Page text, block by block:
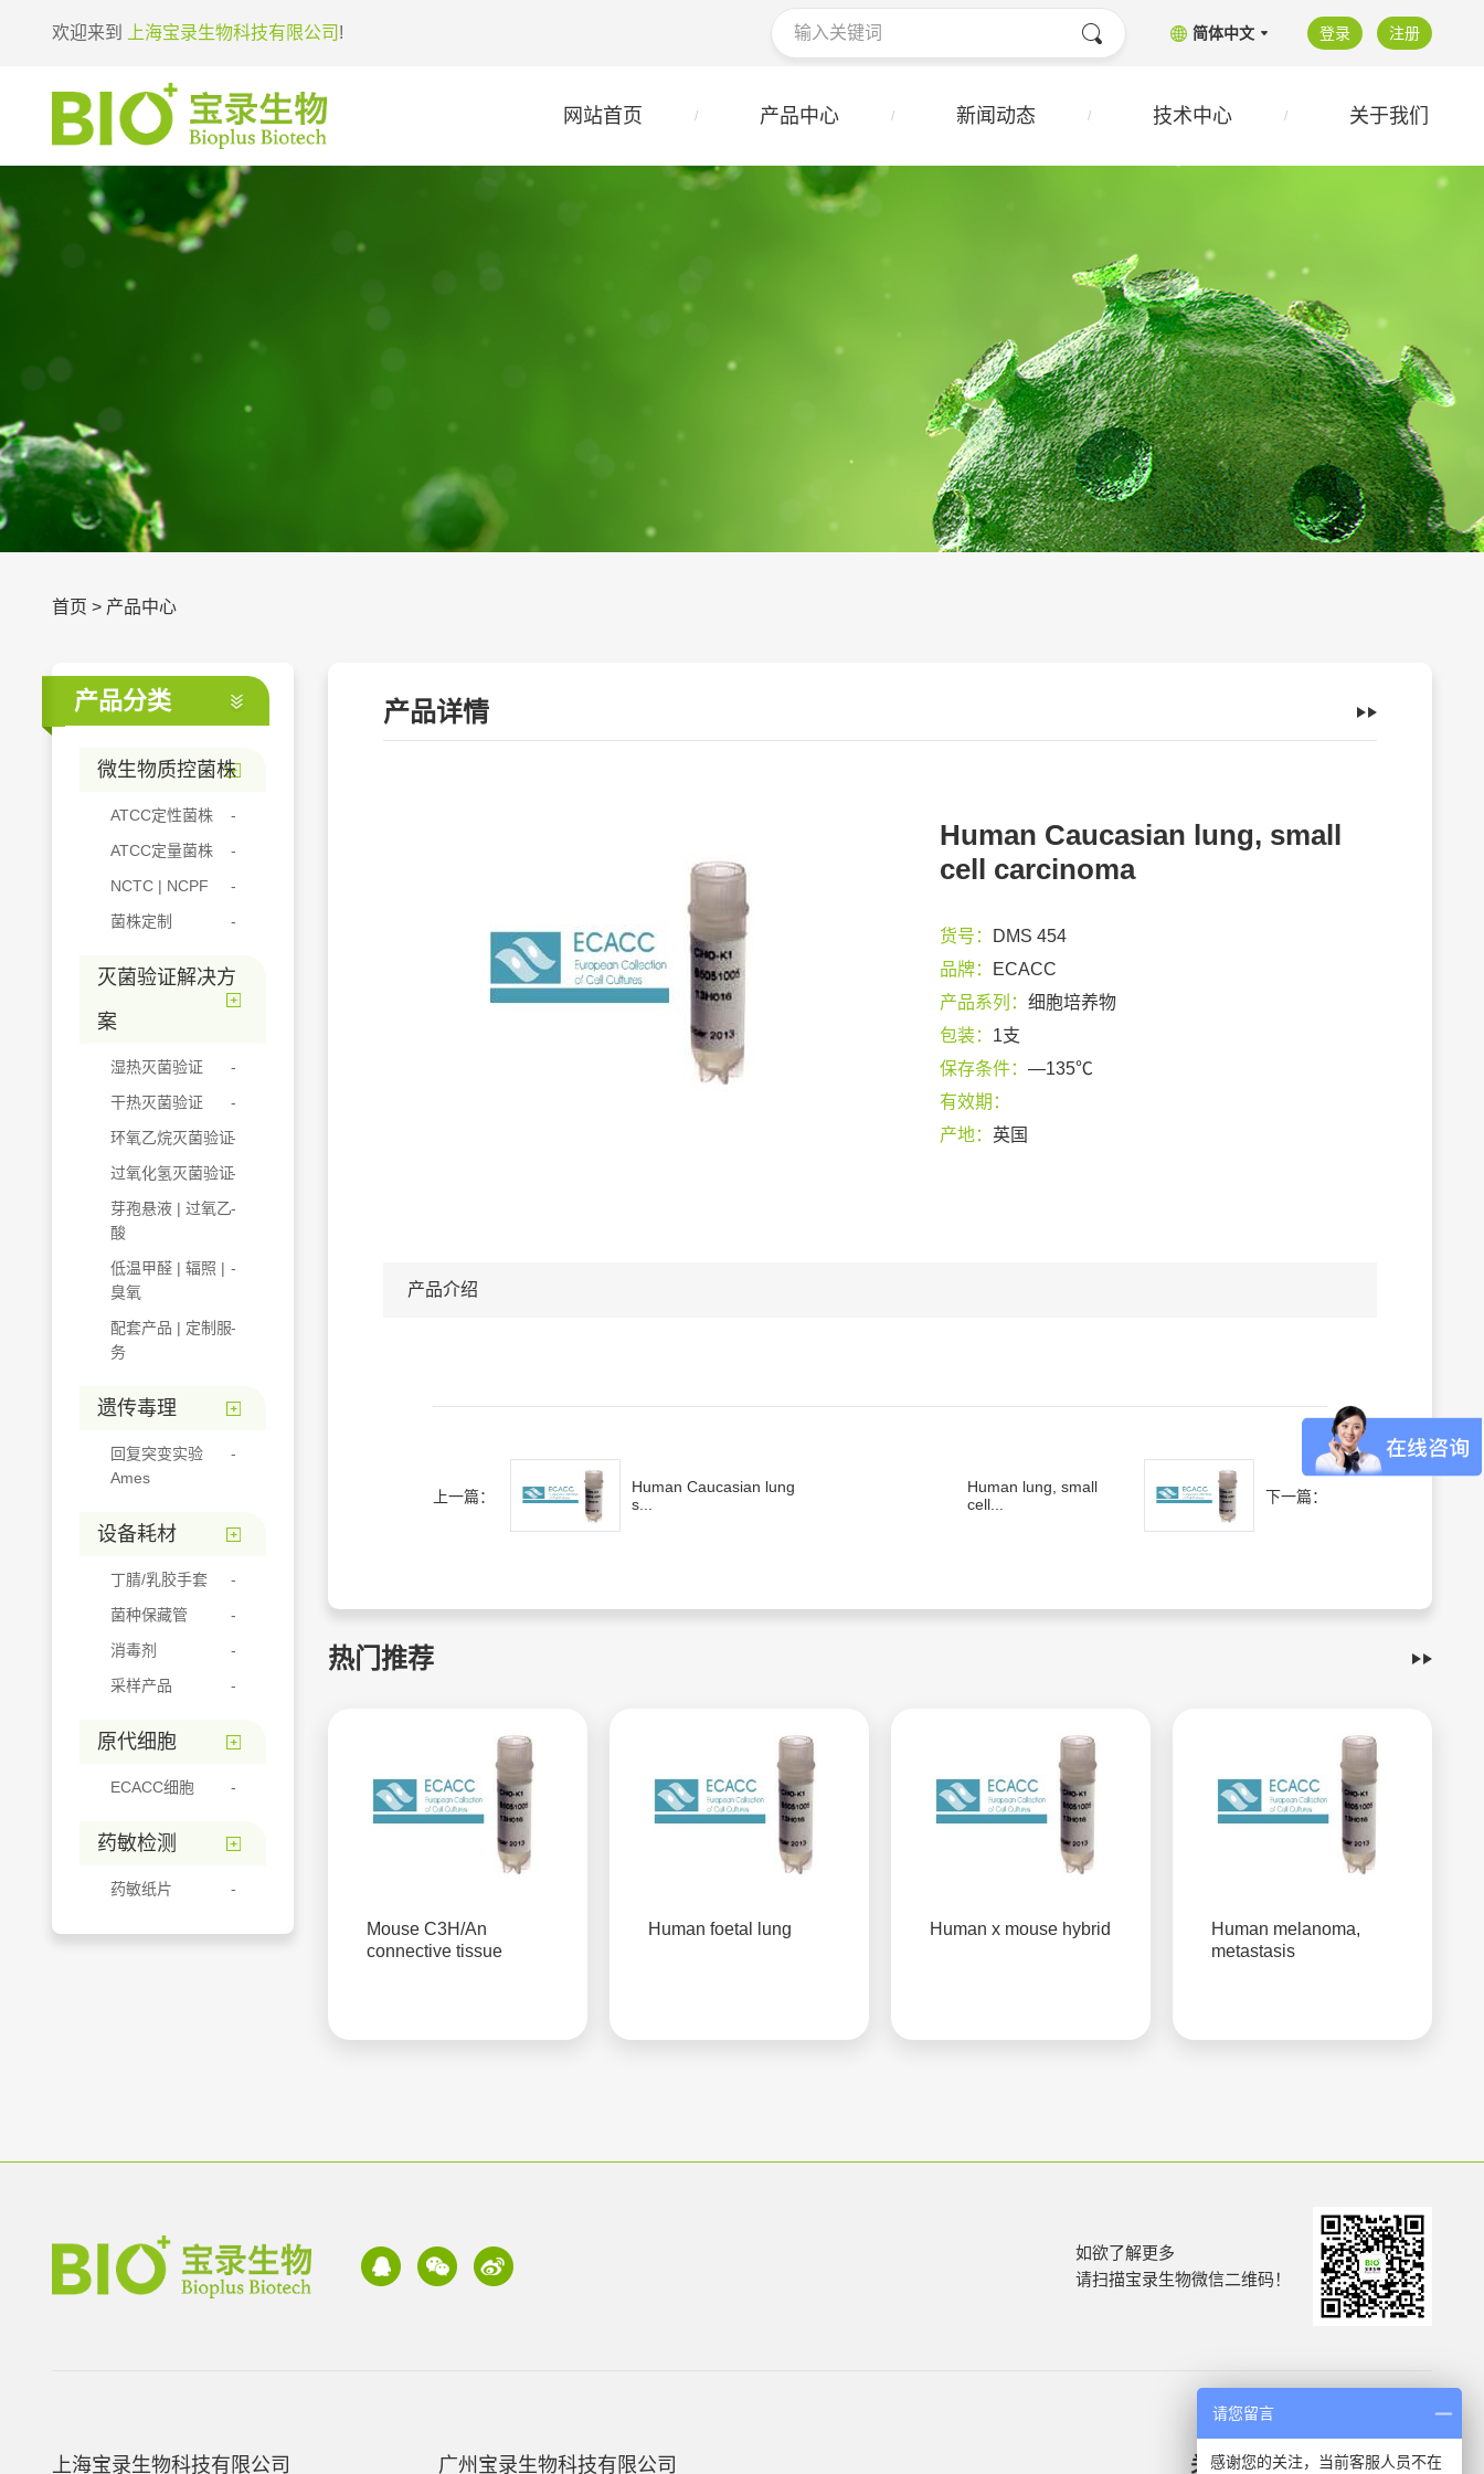
欢迎来到 上海宝录生物科技有限公司 ! 简体中文 登录 注册
网站首页 产品中心 新闻动态 技术中心 关于我们
首页 > 产品中心
产品分类
微生物质控菌株
ATCC定性菌株
ATCC定量菌株
NCTC | NCPF
菌株定制
灭菌验证解决方
案
湿热灭菌验证
干热灭菌验证
环氧乙烷灭菌验证
过氧化氢灭菌验证
芽孢悬液 | 过氧乙
酸
低温甲醛 | 辐照 |
臭氧
配套产品 | 定制服
务
遗传毒理
回复突变实验
Ames
设备耗材
丁腈/乳胶手套
菌种保藏管
消毒剂
采样产品
原代细胞
ECACC细胞
药敏检测
药敏纸片
产品详情
Human Caucasian lung, small
cell carcinoma
货号：
DMS 454
品牌：
ECACC
产品系列： 细胞培养物
包装： 1支
保存条件： —135℃
有效期：
产地： 英国
产品介绍
上一篇：
Human Caucasian lung
s...
Human lung, small
cell...
下一篇：
热门推荐
Mouse C3H/An
connective tissue
Human foetal lung Human x mouse hybrid
Human melanoma,
metastasis
如欲了解更多
请扫描宝录生物微信二维码！
上海宝录生物科技有限公司 广州宝录生物科技有限公司 关于我们 产品信息
请您留言
感谢您的关注，当前客服人员不在